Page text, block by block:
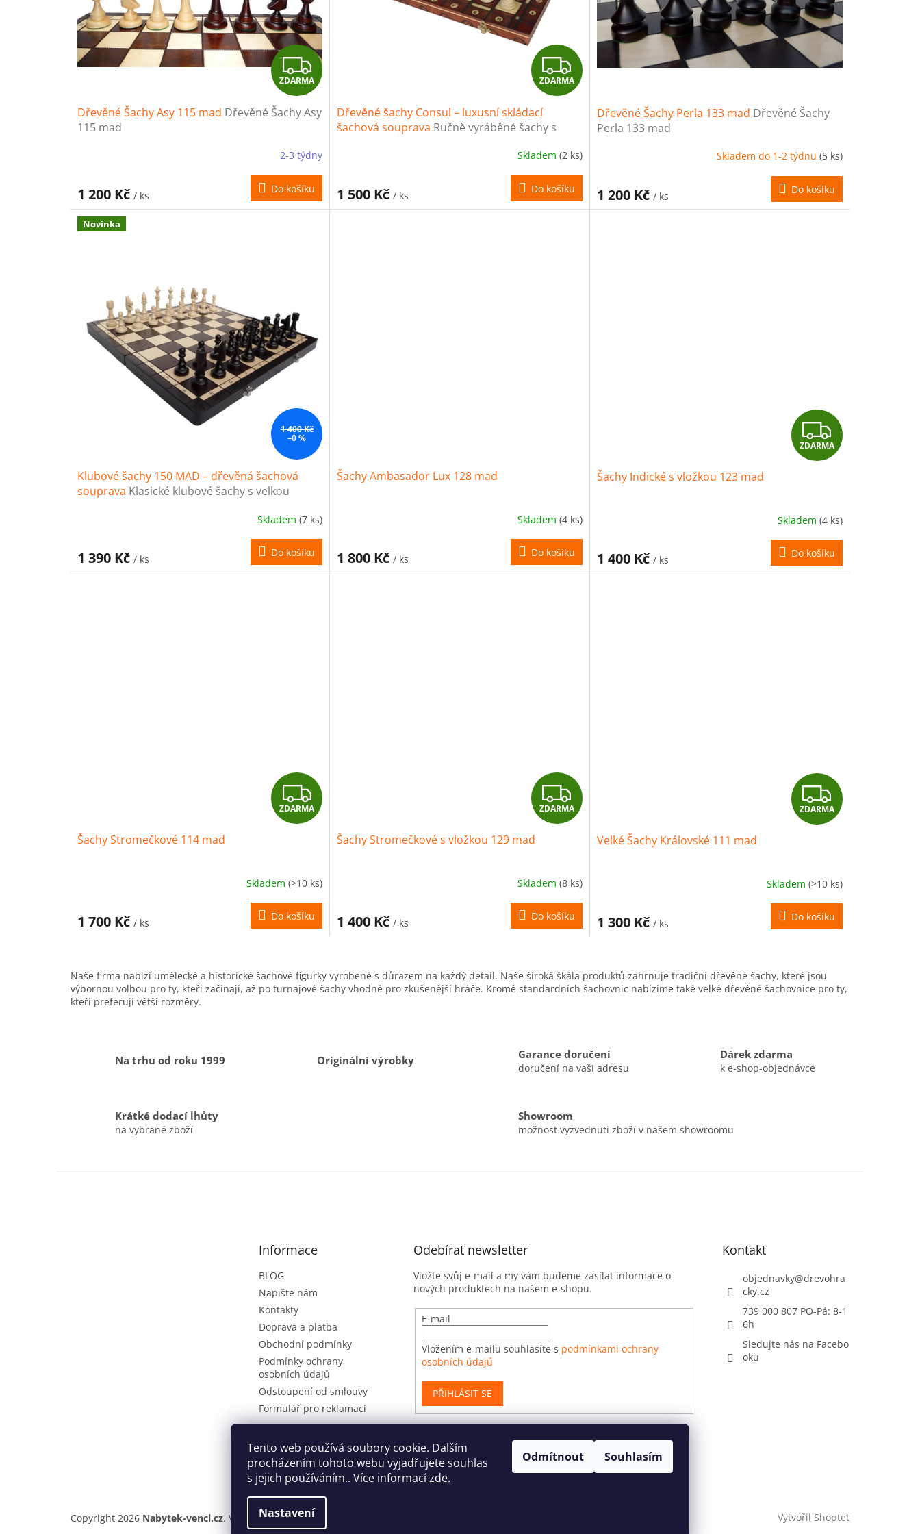
Tento web používá soubory cookie. Dalším
procházením tohoto webu vyjadřujete souhlas
s jejich používáním.. Více informacízde.
Nastavení
Odmítnout Souhlasím
ů
Z
D
A
R
M
A
ZDARMA
Dřevěné Šachy Asy 115 mad Dřevěné Šachy Asy
115 mad
2-3 týdny
1 200 Kč / ks
Do košíku
Z
D
R
M
A
ZDARMA
Dřevěné šachy Consul – luxusní skládací
šachová souprava Ručně vyráběné šachy s
Skladem (2 ks)
1 500 Kč/ ks
Do košíku
Dřevěné Šachy Perla 133 mad Dřevěné Šachy
Perla 133 mad
Skladem do 1-2 týdnu (5 ks)
1 200 Kč / ks
Do košíku
Novinka
1 400 Kč
–0 %
Klubové šachy 150 MAD – dřevěná šachová
souprava Klasické klubové šachy s velkou
Skladem(7 ks)
1 390 Kč / ks
Do košíku
Šachy Ambasador Lux 128 mad
Skladem (4 ks)
1 800 Kč/ ks
Do košíku
Z
D
R
M
A
ZDARMA
Šachy Indické s vložkou 123 mad
Skladem (4 ks)
1 400 Kč / ks
Do košíku
Z
D
R
M
A
ZDARMA
Šachy Stromečkové 114 mad
Skladem(>10 ks)
1 700 Kč / ks
Do košíku
Z
D
R
M
A
ZDARMA
Šachy Stromečkové s vložkou 129 mad
Skladem (8 ks)
1 400 Kč/ ks
Do košíku
Z
D
R
M
A
ZDARMA
Velké Šachy Královské 111 mad
Skladem (>10 ks)
1 300 Kč / ks
Do košíku
v
l
á
s
Naše firma nabízí umělecké a historické šachové figurky vyrobené s důrazem na každý detail. Naše široká škála produktů zahrnuje tradiční dřevěné šachy, které jsou
výbornou volbou pro ty, kteří začínají, až po turnajové šachy vhodné pro zkušenější hráče. Kromě standardních šachovnic nabízíme také velké dřevěné šachovnice pro ty,
kteří preferují větší rozměry.
Na trhu od roku 1999 Originální výrobky Garance doručení
doručení na vaši adresu
Dárek zdarma
k e-shop-objednávce
Krátké dodací lhůty
na vybrané zboží
Showroom
možnost vyzvednuti zboží v našem showroomu
Informace
BLOG
Napište nám
Kontakty
Doprava a platba
Obchodní podmínky
Podmínky ochrany
osobních údajů
Odstoupení od smlouvy
Formulář pro reklamaci
Odebírat newsletter
Vložte svůj e-mail a my vám budeme zasílat informace o
nových produktech na našem e-shopu.
E-mail
Vložením e-mailu souhlasíte s podmínkami ochrany
osobních údajů
PŘIHLÁSIT SE
Kontakt
objednavky@drevohra
cky.cz
739 000 807 PO-Pá: 8-1
6h
Sledujte nás na Facebo
oku
Pinterest
Vytvořil Shoptet
Copyright 2026 Nabytek-vencl.cz. Všechna práva vyhrazena.